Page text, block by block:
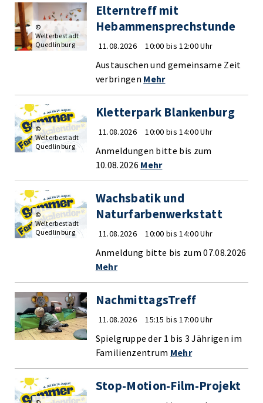
Elterntreff mit
Hebammensprechstunde
11.08.2026 10:00 bis 12:00 Uhr
Austauschen und gemeinsame Zeit
verbringen Mehr
©
Welterbestadt
Quedlinburg
Kletterpark Blankenburg
11.08.2026 10:00 bis 14:00 Uhr
Anmeldungen bitte bis zum
10.08.2026 Mehr
©
Welterbestadt
Quedlinburg
Wachsbatik und
Naturfarbenwerkstatt
11.08.2026 10:00 bis 14:00 Uhr
Anmeldung bitte bis zum 07.08.2026
Mehr
©
Welterbestadt
Quedlinburg
NachmittagsTreff
11.08.2026 15:15 bis 17:00 Uhr
Spielgruppe der 1 bis 3 Jährigen im
Familienzentrum Mehr
Stop-Motion-Film-Projekt